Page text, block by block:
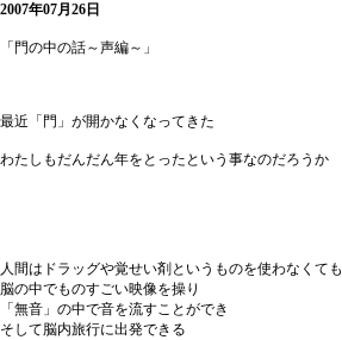
2007年07月26日
「門の中の話～声編～」
最近「門」が開かなくなってきた
わたしもだんだん年をとったという事なのだろうか
人間はドラッグや覚せい剤というものを使わなくても
脳の中でものすごい映像を操り
「無音」の中で音を流すことができ
そして脳内旅行に出発できる